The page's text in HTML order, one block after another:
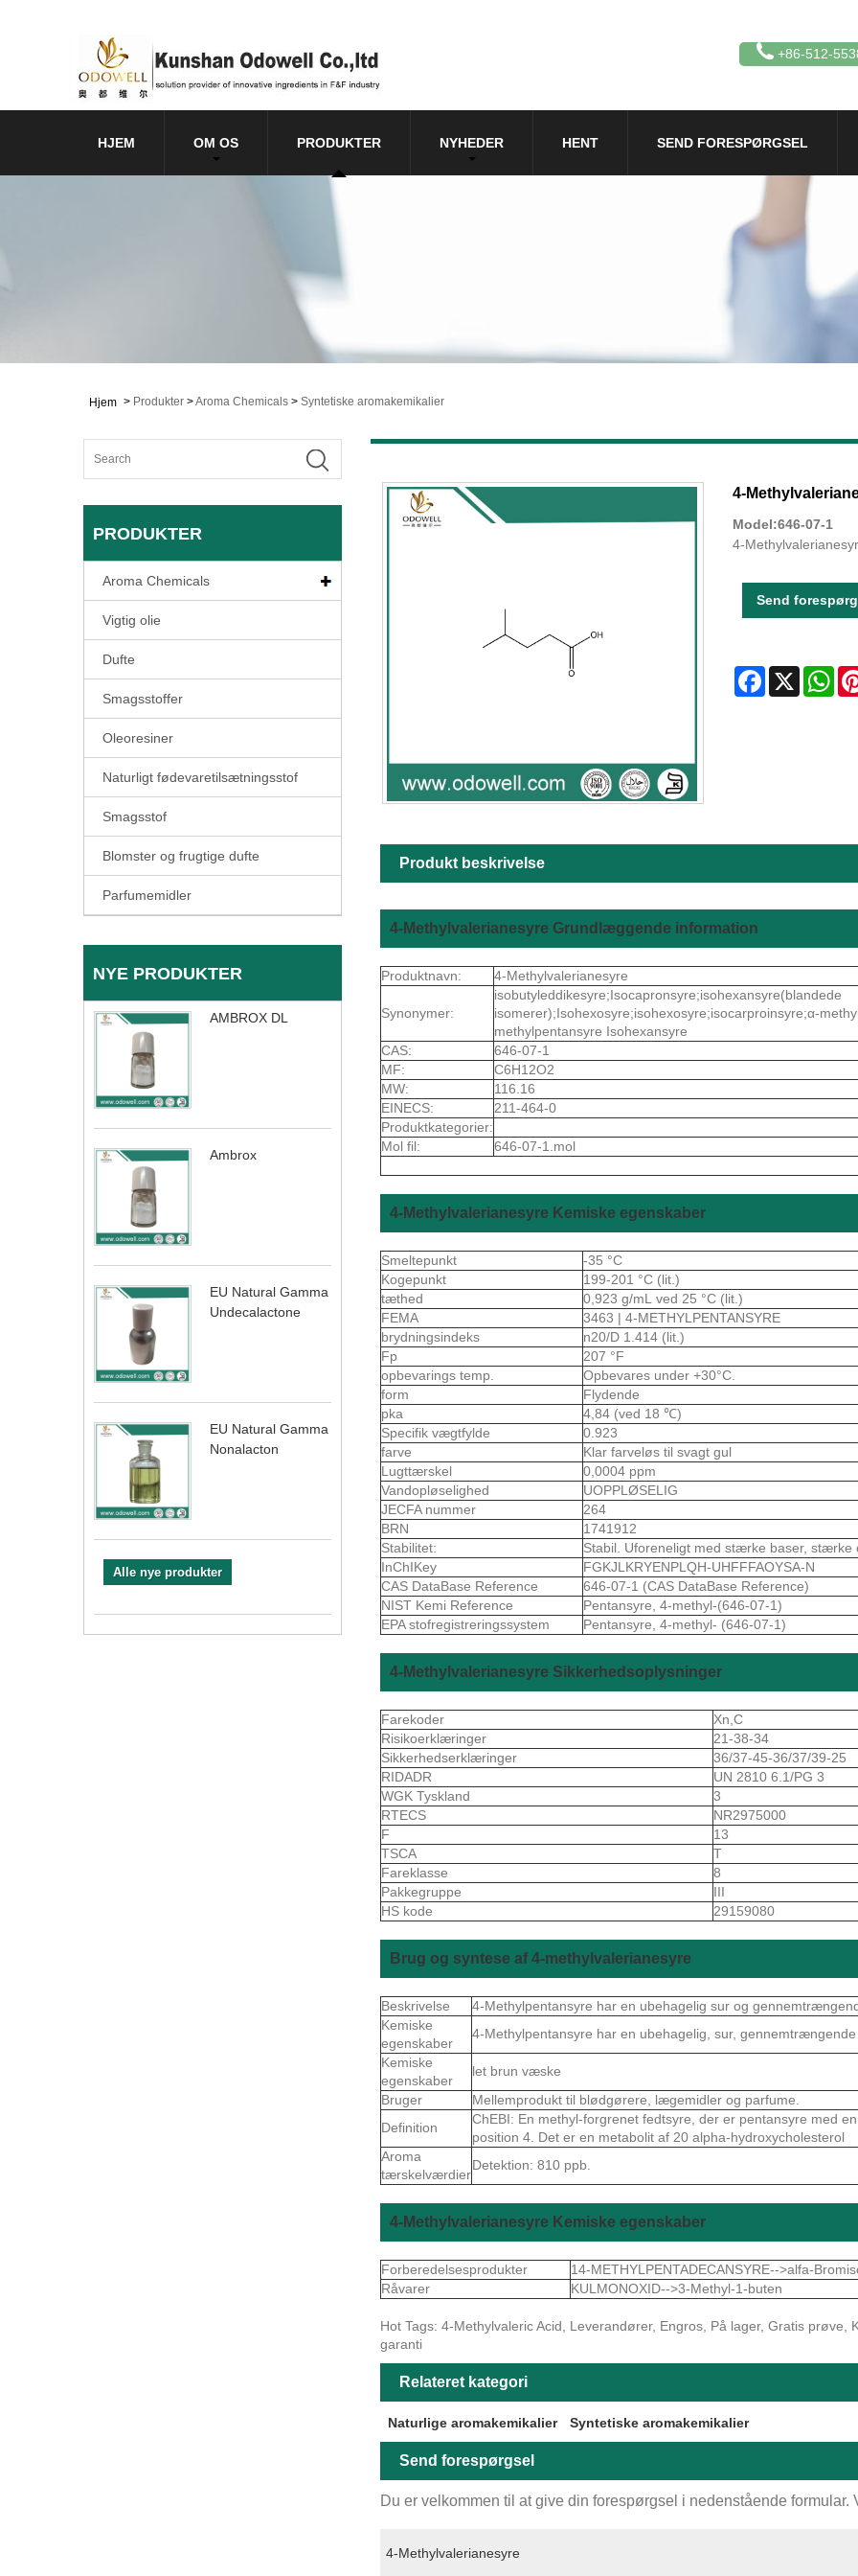
+86-512-
HJEM OM OS PRODUKTER NYHEDER HENT SEND FORESPØRGSEL
Hjem > Produkter >Aroma Chemicals > Syntetiske aromakemikalier
PRODUKTER
Aroma Chemicals
Vigtig olie
Dufte
Smagsstoffer
Oleoresiner
Naturligt fødevaretilsætningsstof
Smagsstof
Blomster og frugtige dufte
Parfumemidler
NYE PRODUKTER
AMBROX DL
Ambrox
EU Natural Gamma
Undecalactone
EU Natural Gamma
Nonalacton
Alle nye produkter
4-
Model:646-07-1
4-
Send
Facebook
X
Produkt beskrivelse
4-Methylvalerianesyre Grundlæggende information
Produktnavn: 4-Methylvalerianesyre
Synonymer:
isobutyleddikesyre;Isocapronsyre;isohexansyre(blandede
isomerer);Isohexosyre;isohexosyre;isocarproinsyre;α-
methylpentansyre Isohexansyre
CAS:
646-07-1
MF:
C6H12O2
MW:
116.16
EINECS:
211-464-0
Produktkategorier:
Mol fil:
646-07-1.mol
4-Methylvalerianesyre Kemiske egenskaber
Smeltepunkt
-35 °C
Kogepunkt
199-201 °C (lit.)
tæthed
0,923 g/mL ved 25 °C (lit.)
FEMA
3463 | 4-METHYLPENTANSYRE
brydningsindeks
n20/D 1.414 (lit.)
Fp
207 °F
opbevarings temp.
Opbevares under +30°C.
form
Flydende
pka
4,84 (ved 18 ℃)
Specifik vægtfylde
0.923
farve
Klar farveløs til svagt gul
Lugttærskel
0,0004 ppm
Vandopløselighed
UOPPLØSELIG
JECFA nummer
264
BRN
1741912
Stabilitet:
Stabil. Uforeneligt med stærke baser, stærke
InChIKey
FGKJLKRYENPLQH-UHFFFAOYSA-N
CAS DataBase Reference
646-07-1 (CAS DataBase Reference)
NIST Kemi Reference
Pentansyre, 4-methyl-(646-07-1)
EPA stofregistreringssystem
Pentansyre, 4-methyl- (646-07-1)
4-Methylvalerianesyre Sikkerhedsoplysninger
Farekoder
Xn,C
Risikoerklæringer
21-38-34
Sikkerhedserklæringer
36/37-45-36/37/39-25
RIDADR
UN 2810 6.1/PG 3
WGK Tyskland
3
RTECS
NR2975000
F
13
TSCA
T
Fareklasse
8
Pakkegruppe
III
HS kode
29159080
Brug og syntese af 4-methylvalerianesyre
Beskrivelse
4-Methylpentansyre har en ubehagelig sur og
Kemiske
egenskaber
4-Methylpentansyre har en ubehagelig, sur, gennemtrængende
Kemiske
egenskaber
let brun væske
Bruger
Mellemprodukt til blødgørere, lægemidler og parfume.
Definition
ChEBI: En methyl-forgrenet fedtsyre, der er pentansyre med
position 4. Det er en metabolit af 20 alpha-hydroxycholesterol
Aroma
tærskelværdier
Detektion: 810 ppb.
4-Methylvalerianesyre Kemiske egenskaber
Forberedelsesprodukter
14-METHYLPENTADECANSYRE-->alfa-
Råvarer
KULMONOXID-->3-Methyl-1-buten
Hot Tags: 4-Methylvaleric Acid, Leverandører, Engros, På lager, Gratis
garanti
Relateret kategori
Naturlige aromakemikalier Syntetiske aromakemikalier
Send forespørgsel
Du er velkommen til at give din forespørgsel i nedenstående formular.